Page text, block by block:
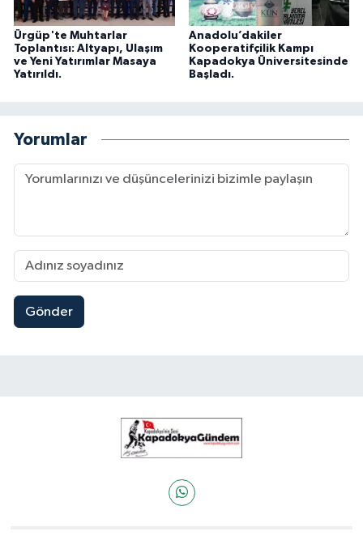
Ürgüp'te Muhtarlar
Toplantısı: Altyapı, Ulaşım
ve Yeni Yatırımlar Masaya
Yatırıldı.
Anadolu’dakiler
Kooperatifçilik Kampı
Kapadokya Üniversitesinde
Başladı.
Yorumlar
Gönder